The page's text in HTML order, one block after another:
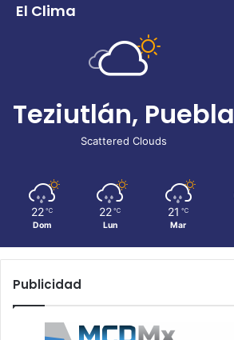
El Clima
Teziutlán, Puebla
Scattered Clouds
22 ℃
Dom
22 ℃
Lun
21 ℃
Mar
Publicidad